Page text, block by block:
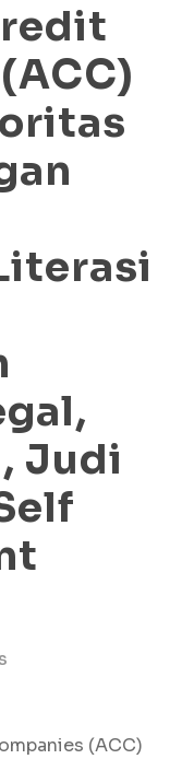
Judi
(ACC)